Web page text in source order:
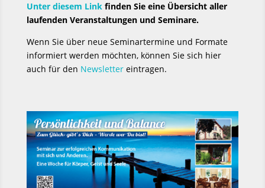
Unter diesem Linkfinden Sie eine Übersicht aller
laufenden Veranstaltungen und Seminare.
Wenn Sie über neue Seminartermine und Formate
informiert werden möchten, können Sie sich hier
auch für den Newslettereintragen.